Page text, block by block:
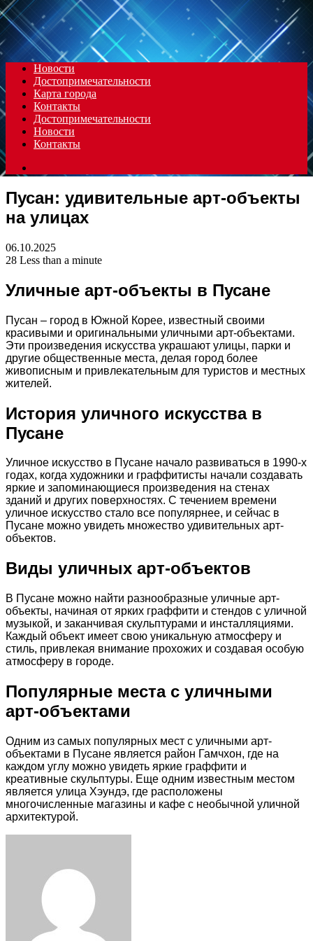
Menu
Новости
Достопримечательности
Карта города
Контакты
Достопримечательности
Новости
Контакты
for
Пусан: удивительные арт-объекты
на улицах
06.10.2025
28 Less than a minute
Уличные арт-объекты в Пусане
Пусан – город в Южной Корее, известный своими
красивыми и оригинальными уличными арт-объектами.
Эти произведения искусства украшают улицы, парки и
другие общественные места, делая город более
живописным и привлекательным для туристов и местных
жителей.
История уличного искусства в
Пусане
Уличное искусство в Пусане начало развиваться в 1990-х
годах, когда художники и граффитисты начали создавать
яркие и запоминающиеся произведения на стенах
зданий и других поверхностях. С течением времени
уличное искусство стало все популярнее, и сейчас в
Пусане можно увидеть множество удивительных арт-
объектов.
Виды уличных арт-объектов
В Пусане можно найти разнообразные уличные арт-
объекты, начиная от ярких граффити и стендов с уличной
музыкой, и заканчивая скульптурами и инсталляциями.
Каждый объект имеет свою уникальную атмосферу и
стиль, привлекая внимание прохожих и создавая особую
атмосферу в городе.
Популярные места с уличными
арт-объектами
Одним из самых популярных мест с уличными арт-
объектами в Пусане является район Гамчхон, где на
каждом углу можно увидеть яркие граффити и
креативные скульптуры. Еще одним известным местом
является улица Хэундэ, где расположены
многочисленные магазины и кафе с необычной уличной
архитектурой.